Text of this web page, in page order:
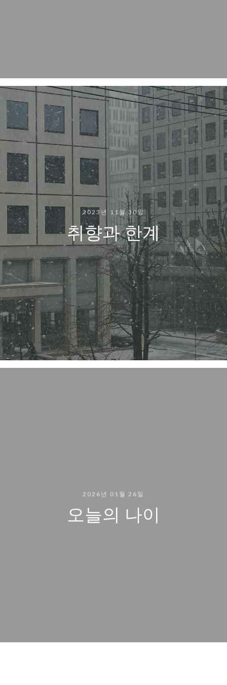
2023년 11월 30일
취향과 한계
2026년 01월 26일
오늘의 나이